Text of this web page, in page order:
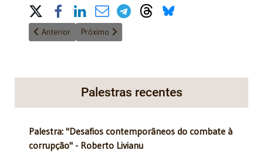
Share on Social Media
Artigo anterior: Responsabilidade solidária em matéria
Anterior Próximo artigo: Ainda sobre limites da coisa
Próximo
Palestras recentes
Palestra: "Desafios contemporâneos do combate à
corrupção" - Roberto Livianu